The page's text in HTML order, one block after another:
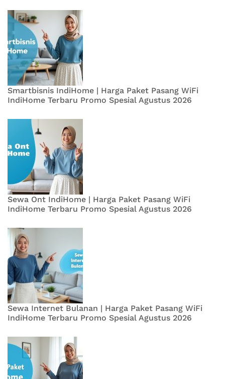
Smartbisnis IndiHome | Harga Paket Pasang WiFi
IndiHome Terbaru Promo Spesial Agustus 2026
Sewa Ont IndiHome | Harga Paket Pasang WiFi
IndiHome Terbaru Promo Spesial Agustus 2026
Sewa Internet Bulanan | Harga Paket Pasang WiFi
IndiHome Terbaru Promo Spesial Agustus 2026